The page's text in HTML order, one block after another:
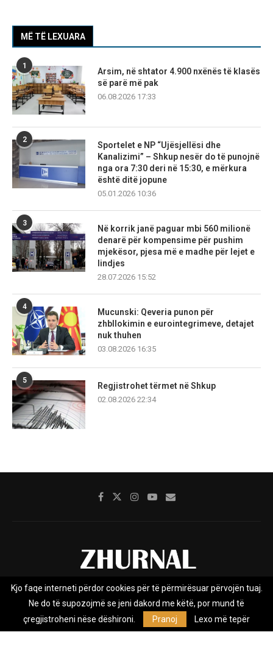
MË TË LEXUARA
1
Arsim, në shtator 4.900 nxënës të klasës
së parë më pak
06.08.2026 17:33
2
Sportelet e NP “Ujësjellësi dhe
Kanalizimi” – Shkup nesër do të punojnë
nga ora 7:30 deri në 15:30, e mërkura
është ditë jopune
05.01.2026 10:36
3
Në korrik janë paguar mbi 560 milionë
denarë për kompensime për pushim
mjekësor, pjesa më e madhe për lejet e
lindjes
28.07.2026 15:52
4
Mucunski: Qeveria punon për
zhbllokimin e eurointegrimeve, detajet
nuk thuhen
03.08.2026 16:35
5
Regjistrohet tërmet në Shkup
02.08.2026 22:34
Rreth nesh Impresumi Marketing
Kontakt
Privacy Policy
Zhurnal.mk është Agjenci e Lajmeve e pavarur, e themeluar në vitin
Kjo faqe interneti përdor cookies për të përmirësuar përvojën tuaj.
Ne do të supozojmë se jeni dakord me këtë, por mund të
çregjistroheni nëse dëshironi.
Pranoj Lexo më tepër